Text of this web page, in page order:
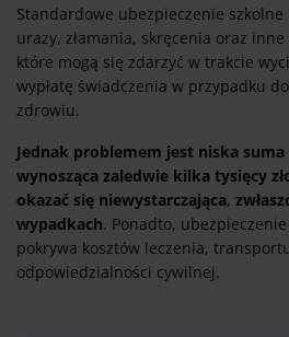
Standardowe ubezpieczenie
urazy, złamania, skręcenia oraz
które mogą się zdarzyć w trakcie
wypłatę świadczenia w przypadku
zdrowiu.
Jednak problemem jest niska suma
wynosząca zaledwie kilka tysięcy
okazać się niewystarczająca,
wypadkach. Ponadto,
pokrywa kosztów leczenia,
odpowiedzialności cywilnej.